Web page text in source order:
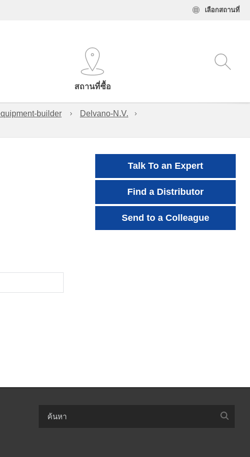
เลือกสถานที่
สถานที่ซื้อ
builder
Delvano-N.V.
Talk To an Expert
Find a Distributor
Send to a Colleague